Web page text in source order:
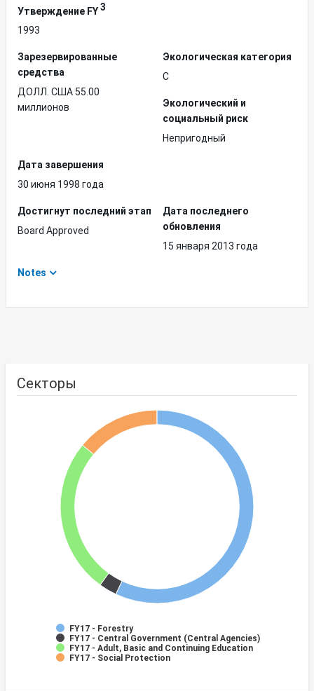
Утверждение FY3
1993
Зарезервированные
средства
ДОЛЛ. США 55.00
миллионов
Экологическая категория
C
Экологический и
социальный риск
Непригодный
Дата завершения
30 июня 1998 года
Достигнут последний этап
Board Approved
Дата последнего
обновления
15 января 2013 года
Notes
Секторы
FY17 - Forestry
FY17 - Central Government (Central Agencies)
FY17 - Adult, Basic and Continuing Education
FY17 - Social Protection